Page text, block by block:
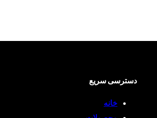
دسترسی سریع
خانه